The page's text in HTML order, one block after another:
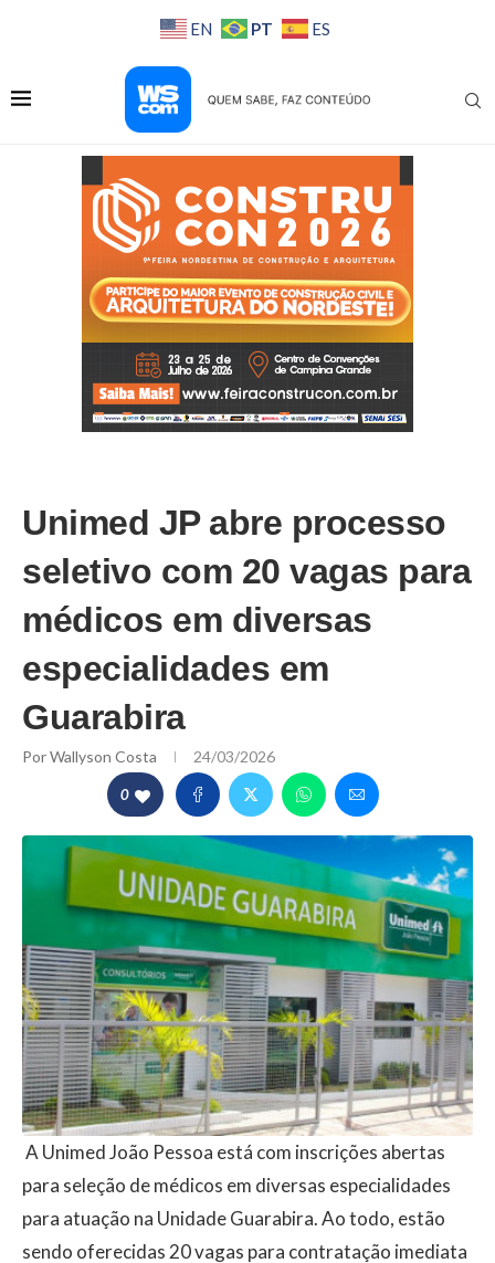
EN PT ES
Unimed JP abre processo
seletivo com 20 vagas para
médicos em diversas
especialidades em
Guarabira
PorWallyson Costa 24/03/2026
0
A Unimed João Pessoa está com inscrições abertas
para seleção de médicos em diversas especialidades
para atuação na Unidade Guarabira. Ao todo, estão
sendo oferecidas 20 vagas para contratação imediata